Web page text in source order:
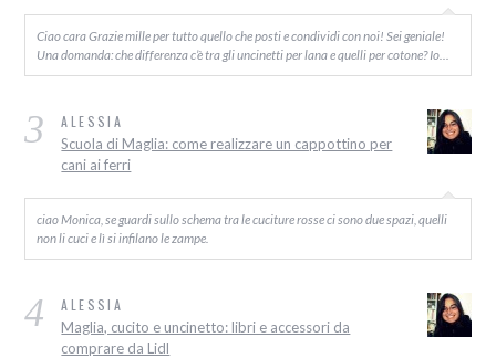
Ciao cara Grazie mille per tutto quello che posti e condividi con noi! Sei geniale!
Una domanda: che differenza c’è tra gli uncinetti per lana e quelli per cotone? Io…
3 ALESSIA
Scuola di Maglia: come realizzare un cappottino per
cani ai ferri
ciao Monica, se guardi sullo schema tra le cuciture rosse ci sono due spazi, quelli
non li cuci e lì si infilano le zampe.
4 ALESSIA
Maglia, cucito e uncinetto: libri e accessori da
comprare da Lidl